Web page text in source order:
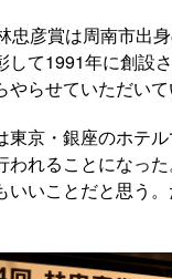
忠彦賞は周南市出
して1991年に創設
やらせていただいて
東京・銀座のホテ
われることになっ
いいことだと思う